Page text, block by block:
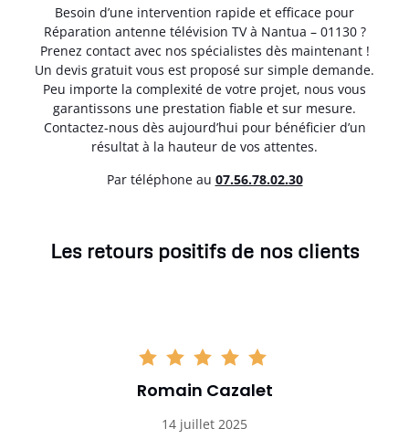
Besoin d’une intervention rapide et efficace pour
Réparation antenne télévision TV à Nantua – 01130 ?
Prenez contact avec nos spécialistes dès maintenant !
Un devis gratuit vous est proposé sur simple demande.
Peu importe la complexité de votre projet, nous vous
garantissons une prestation fiable et sur mesure.
Contactez-nous dès aujourd’hui pour bénéficier d’un
résultat à la hauteur de vos attentes.
Par téléphone au 07.56.78.02.30
Les retours positifs de nos clients
Romain Cazalet
14 juillet 2025